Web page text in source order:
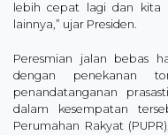
lebih cepat lagi dan kita
lainnya,” ujar Presiden.
Peresmian jalan bebas
dengan penekanan
penandatanganan
dalam kesempatan
Perumahan Rakyat